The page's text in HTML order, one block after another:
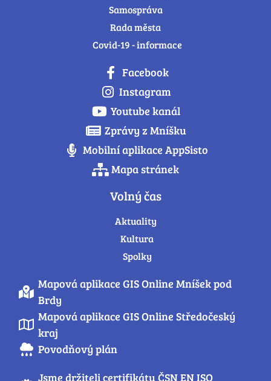
Samospráva
Rada města
Covid-19 - informace
Facebook
Instagram
Youtube kanál
Zprávy z Mníšku
Mobilní aplikace AppSisto
Mapa stránek
Volný čas
Aktuality
Kultura
Spolky
Mapová aplikace GIS Online Mníšek pod
Brdy
Mapová aplikace GIS Online Středočeský
kraj
Povodňový plán
Jsme držiteli certifikátu ČSN EN ISO